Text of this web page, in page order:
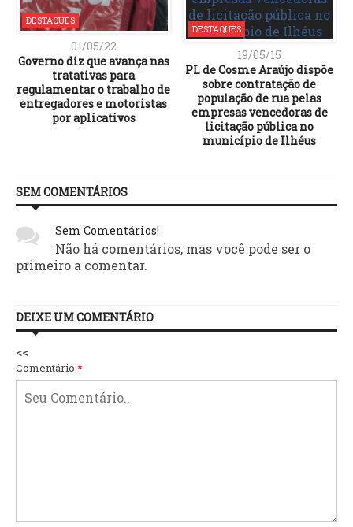
DESTAQUES
01/05/22
Governo diz que avança nas
tratativas para
regulamentar o trabalho de
entregadores e motoristas
por aplicativos
DESTAQUES
19/05/15
PL de Cosme Araújo dispõe
sobre contratação de
população de rua pelas
empresas vencedoras de
licitação pública no
município de Ilhéus
SEM COMENTÁRIOS
Sem Comentários!
Não há comentários, mas você pode ser o
primeiro a comentar.
DEIXE UM COMENTÁRIO
<<
Comentário:*